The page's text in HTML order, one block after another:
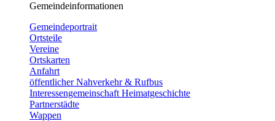
Gemeindeinformationen
Gemeindeportrait
Ortsteile
Vereine
Ortskarten
Anfahrt
öffentlicher Nahverkehr & Rufbus
Interessengemeinschaft Heimatgeschichte
Partnerstädte
Wappen